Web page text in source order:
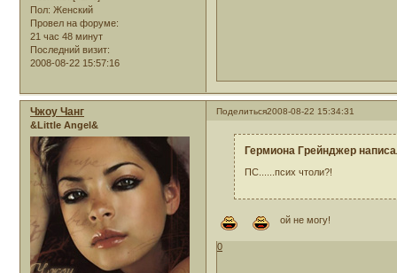
Пол: Женский
Провел на форуме:
21 час 48 минут
Последний визит:
2008-08-22 15:57:16
Поделиться2008-08-22 15:34:31
Чжоу Чанг
&Little Angel&
Гермиона Грейнджер
ПС......псих чтоли?!
ой не могу!
0